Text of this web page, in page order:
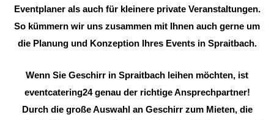
Eventplaner als auch für kleinere private Veranstaltungen.
So kümmern wir uns zusammen mit Ihnen auch gerne um
die Planung und Konzeption Ihres Events in Spraitbach.
Wenn Sie Geschirr in Spraitbach leihen möchten, ist
eventcatering24 genau der richtige Ansprechpartner!
Durch die große Auswahl an Geschirr zum Mieten, die